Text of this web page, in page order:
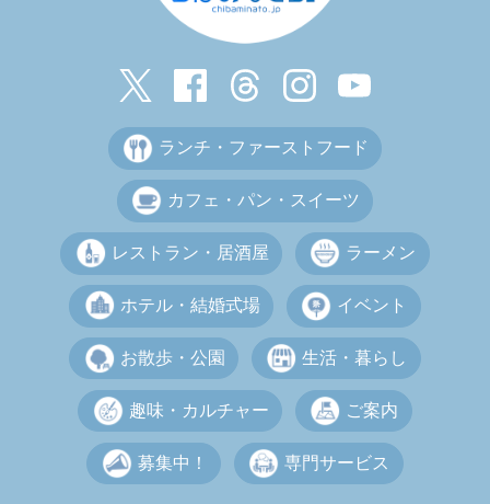
ランチ・ファーストフード
カフェ・パン・スイーツ
レストラン・居酒屋 ラーメン
ホテル・結婚式場 イベント
お散歩・公園 生活・暮らし
趣味・カルチャー ご案内
募集中！ 専門サービス